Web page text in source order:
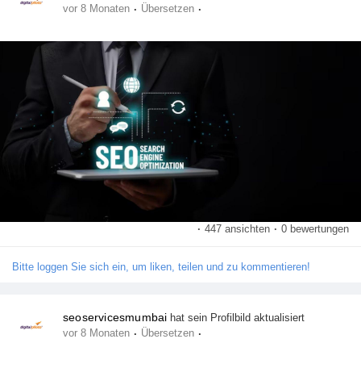
Jobs
Gruppen
Foren
Entwickler
vor 8 Monaten · Übersetzen ·
· 447 ansichten · 0 bewertungen
Bitte loggen Sie sich ein, um liken, teilen und zu kommentieren!
seoservicesmumbai hat sein Profilbild aktualisiert
vor 8 Monaten · Übersetzen ·